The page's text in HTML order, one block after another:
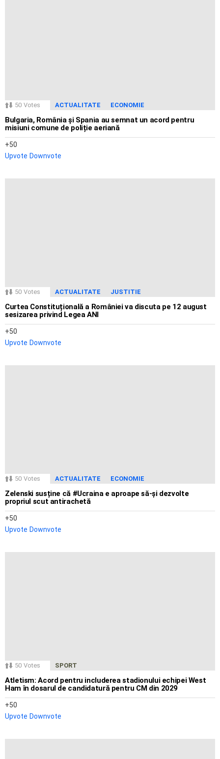
50 Votes ACTUALITATE ECONOMIE
Bulgaria, România și Spania au semnat un acord pentru
misiuni comune de poliție aeriană
50
Upvote Downvote
50 Votes ACTUALITATE JUSTITIE
Curtea Constituțională a României va discuta pe 12 august
sesizarea privind Legea ANI
50
Upvote Downvote
50 Votes ACTUALITATE ECONOMIE
Zelenski susține că #Ucraina e aproape să-și dezvolte
propriul scut antirachetă
50
Upvote Downvote
50 Votes SPORT
Atletism: Acord pentru includerea stadionului echipei West
Ham în dosarul de candidatură pentru CM din 2029
50
Upvote Downvote